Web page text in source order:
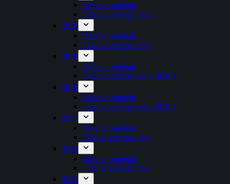
Návrhy projektů
Financované projekty
2020
Návrhy projektů
Financované projekty
2019
Návrhy projektů
Financované projekty (PDF)
2018
Návrhy projektů
Financované projekty (PDF)
2017
Návrhy projektů
Financované projekty
2016
Návrhy projektů
Financované projekty
2015